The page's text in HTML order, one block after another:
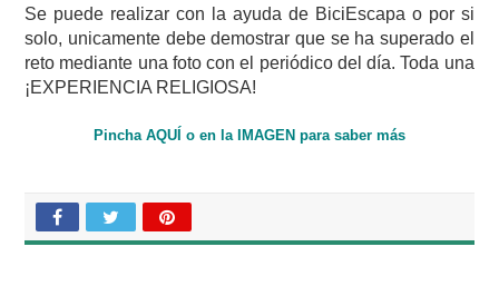
Se puede realizar con la ayuda de BiciEscapa o por si
solo, unicamente debe demostrar que se ha superado el
reto mediante una foto con el periódico del día. Toda una
¡EXPERIENCIA RELIGIOSA!
Pincha AQUÍ o en la IMAGEN para saber más